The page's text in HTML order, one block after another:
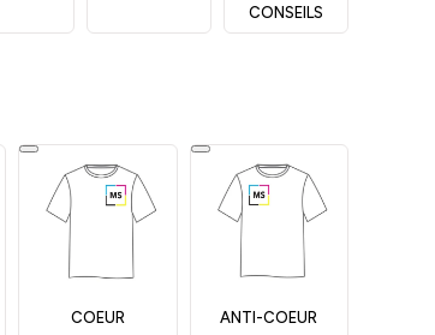
CONSEILS
COEUR ANTI-COEUR